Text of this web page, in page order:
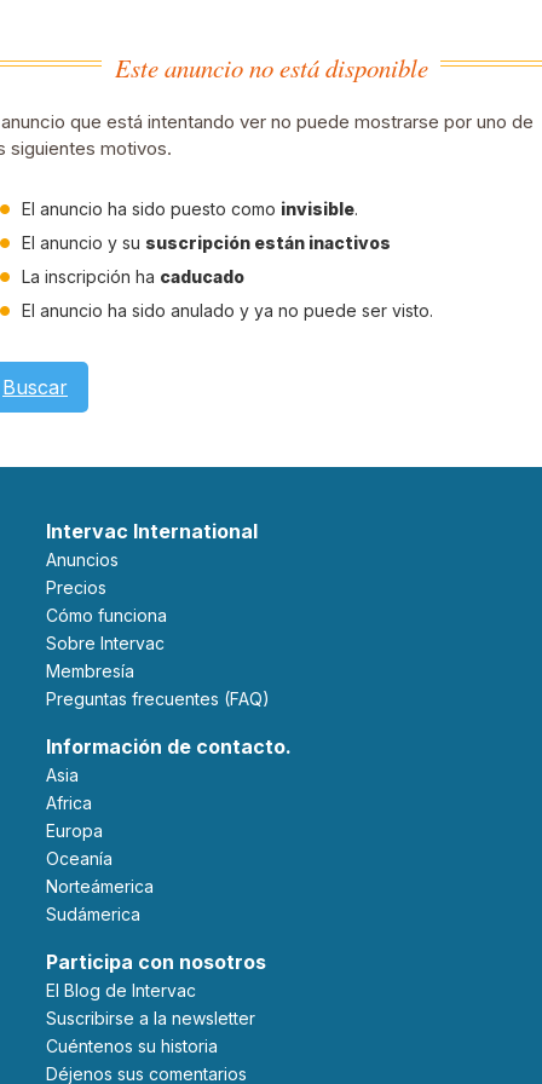
Este anuncio no está disponible
que está intentando ver no puede mostrarse por uno de
siguientes motivos.
El anuncio ha sido puesto como invisible.
El anuncio y su suscripción están inactivos
La inscripción ha caducado
El anuncio ha sido anulado y ya no puede ser visto.
Buscar
Intervac International
Anuncios
Precios
Cómo funciona
Sobre Intervac
Membresía
Preguntas frecuentes (FAQ)
Información de contacto.
Asia
Africa
Europa
Oceanía
Norteámerica
Sudámerica
Participa con nosotros
El Blog de Intervac
Suscribirse a la newsletter
Cuéntenos su historia
Déjenos sus comentarios